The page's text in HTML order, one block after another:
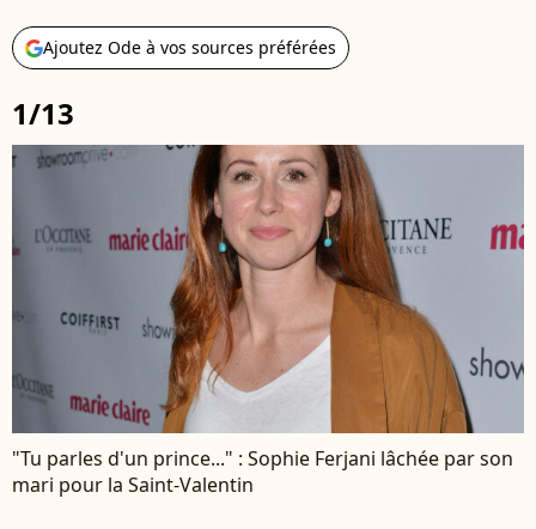
Ajoutez Ode à vos sources préférées
1/13
"Tu parles d'un prince..." : Sophie Ferjani lâchée par son
mari pour la Saint-Valentin